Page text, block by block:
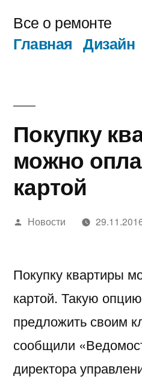
содержимому
Все о ремонте
Главная Дизайн
Покупку
можно
картой
Написано
Новости
Покупку квартиры
картой. Такую
предложить своим
сообщили
директора